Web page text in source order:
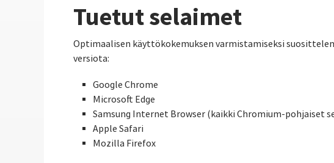
Tuetut selaimet
Optimaalisen käyttökokemuksen varmistamiseksi
versiota:
Google Chrome
Microsoft Edge
Samsung Internet Browser (kaikki Chromium-pohjaiset
Apple Safari
Mozilla Firefox